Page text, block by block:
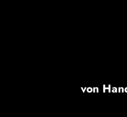
Vanille,
Kann Spuren
6-8 Wochen
von